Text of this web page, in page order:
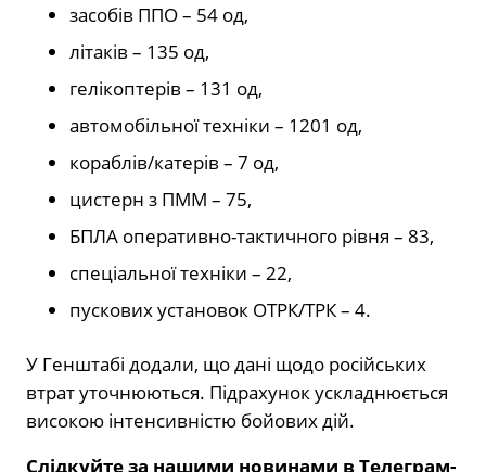
засобів ППО – 54 од,
літаків – 135 од,
гелікоптерів – 131 од,
автомобільної техніки – 1201 од,
кораблів/катерів – 7 од,
цистерн з ПММ – 75,
БПЛА оперативно-тактичного рівня – 83,
спеціальної техніки – 22,
пускових установок ОТРК/ТРК – 4.
У Генштабі додали, що дані щодо російських
втрат уточнюються. Підрахунок ускладнюється
високою інтенсивністю бойових дій.
Слідкуйте за нашими новинами в Телеграм-